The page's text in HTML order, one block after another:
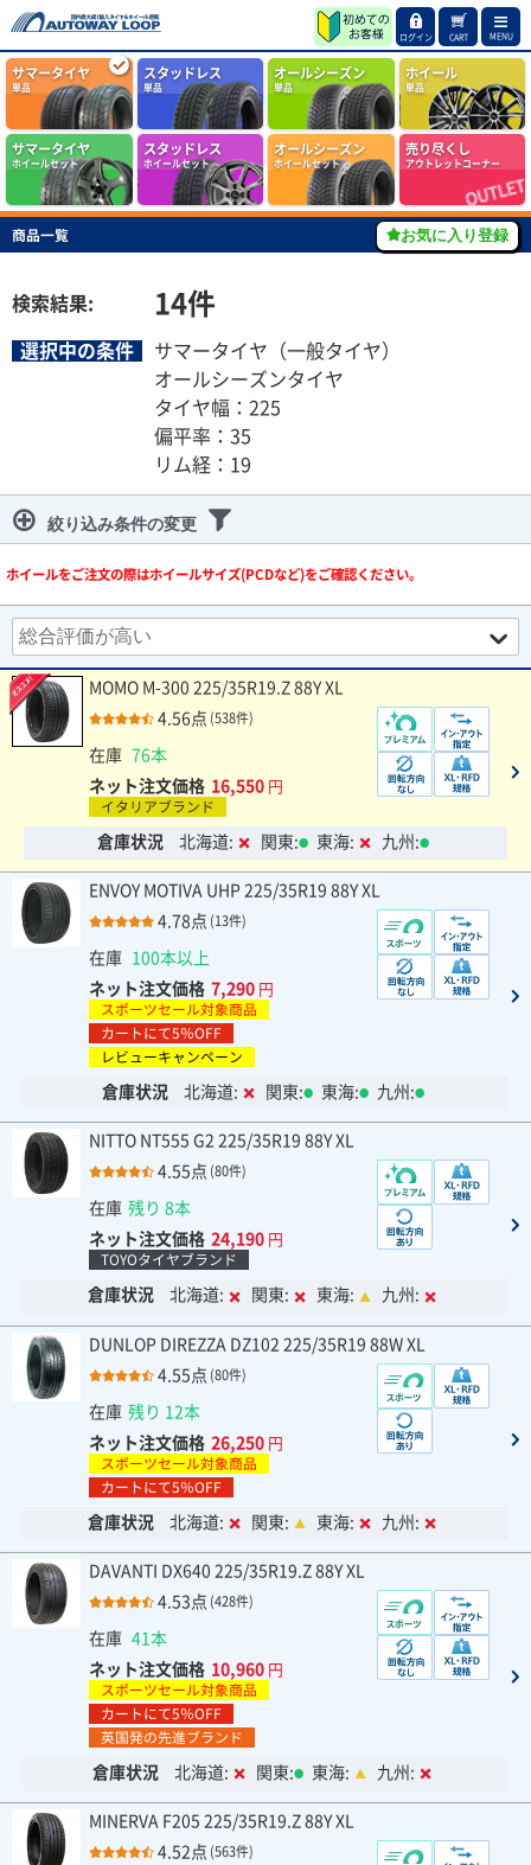
ログイン CART MENU
サマータイヤ
単品
スタッドレス
単品
オールシーズン
単品
ホイール
単品
サマータイヤ
ホイールセット
スタッドレス
ホイールセット
オールシーズン
ホイールセット
売り尽くし
アウトレットコーナー
商品一覧
検索結果: 14件
選択中の条件
サマータイヤ（一般タイヤ）
オールシーズンタイヤ
タイヤ幅：225
偏平率：35
リム経：19
絞り込み条件の変更
ホイールをご注文の際はホイールサイズ(PCDなど)をご確認ください。
お気に入り登録
MOMO M-300 225/35R19.Z 88Y XL
4.56点 (538件)
在庫 76本
ネット注文価格 16,550 円
イタリアブランド
倉庫状況 北海道: 関東: 東海: 九州:
ENVOY MOTIVA UHP 225/35R19 88Y XL
4.78点 (13件)
在庫 100本以上
ネット注文価格 7,290 円
スポーツセール対象商品
カートにて5％OFF
レビューキャンペーン
倉庫状況 北海道: 関東: 東海: 九州:
NITTO NT555 G2 225/35R19 88Y XL
4.55点 (80件)
在庫 残り 8本
ネット注文価格 24,190 円
TOYOタイヤブランド
倉庫状況 北海道: 関東: 東海: 九州:
DUNLOP DIREZZA DZ102 225/35R19 88W XL
4.55点 (80件)
在庫 残り 12本
ネット注文価格 26,250 円
スポーツセール対象商品
カートにて5％OFF
倉庫状況 北海道: 関東: 東海: 九州:
DAVANTI DX640 225/35R19.Z 88Y XL
4.53点 (428件)
在庫 41本
ネット注文価格 10,960 円
スポーツセール対象商品
カートにて5％OFF
英国発の先進ブランド
倉庫状況 北海道: 関東: 東海: 九州:
MINERVA F205 225/35R19.Z 88Y XL
4.52点 (563件)